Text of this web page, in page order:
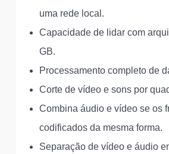
uma rede local.
Capacidade de lidar com
GB.
Processamento completo de
Corte de vídeo e sons por
Combina áudio e vídeo se os
codificados da mesma forma.
Separação de vídeo e áudio